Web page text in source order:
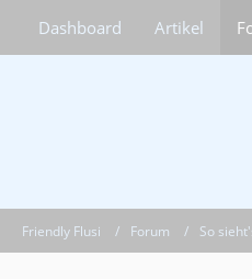
Dashboard Artikel
Friendly Flusi Forum So